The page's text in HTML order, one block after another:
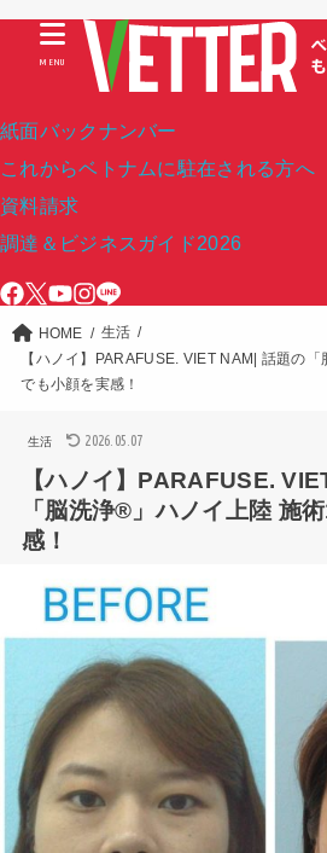
紙面バックナンバー
これからベトナムに駐在される方へ
資料請求
調達＆ビジネスガイド2026
MENU
HOME
生活
【ハノイ】PARAFUSE. VIET NAM| 話題の
でも小顔を実感！
生活 2026.05.07
【ハノイ】PARAFUSE.
「脳洗浄®」ハノイ上陸 施
感！